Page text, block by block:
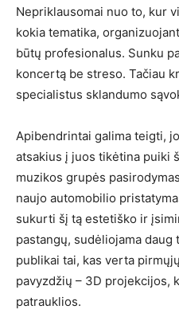
Nepriklausomai nuo to, kur
kokia tematika,
būtų profesionalus. Sunku
koncertą be streso. Tačiau
specialistus sklandumo
Apibendrintai galima teigti,
atsakius į juos tikėtina puiki
muzikos grupės
naujo automobilio
sukurti šį tą estetiško ir
pastangų, sudėliojama daug
publikai tai, kas verta
pavyzdžių – 3D projekcijos,
patrauklios.